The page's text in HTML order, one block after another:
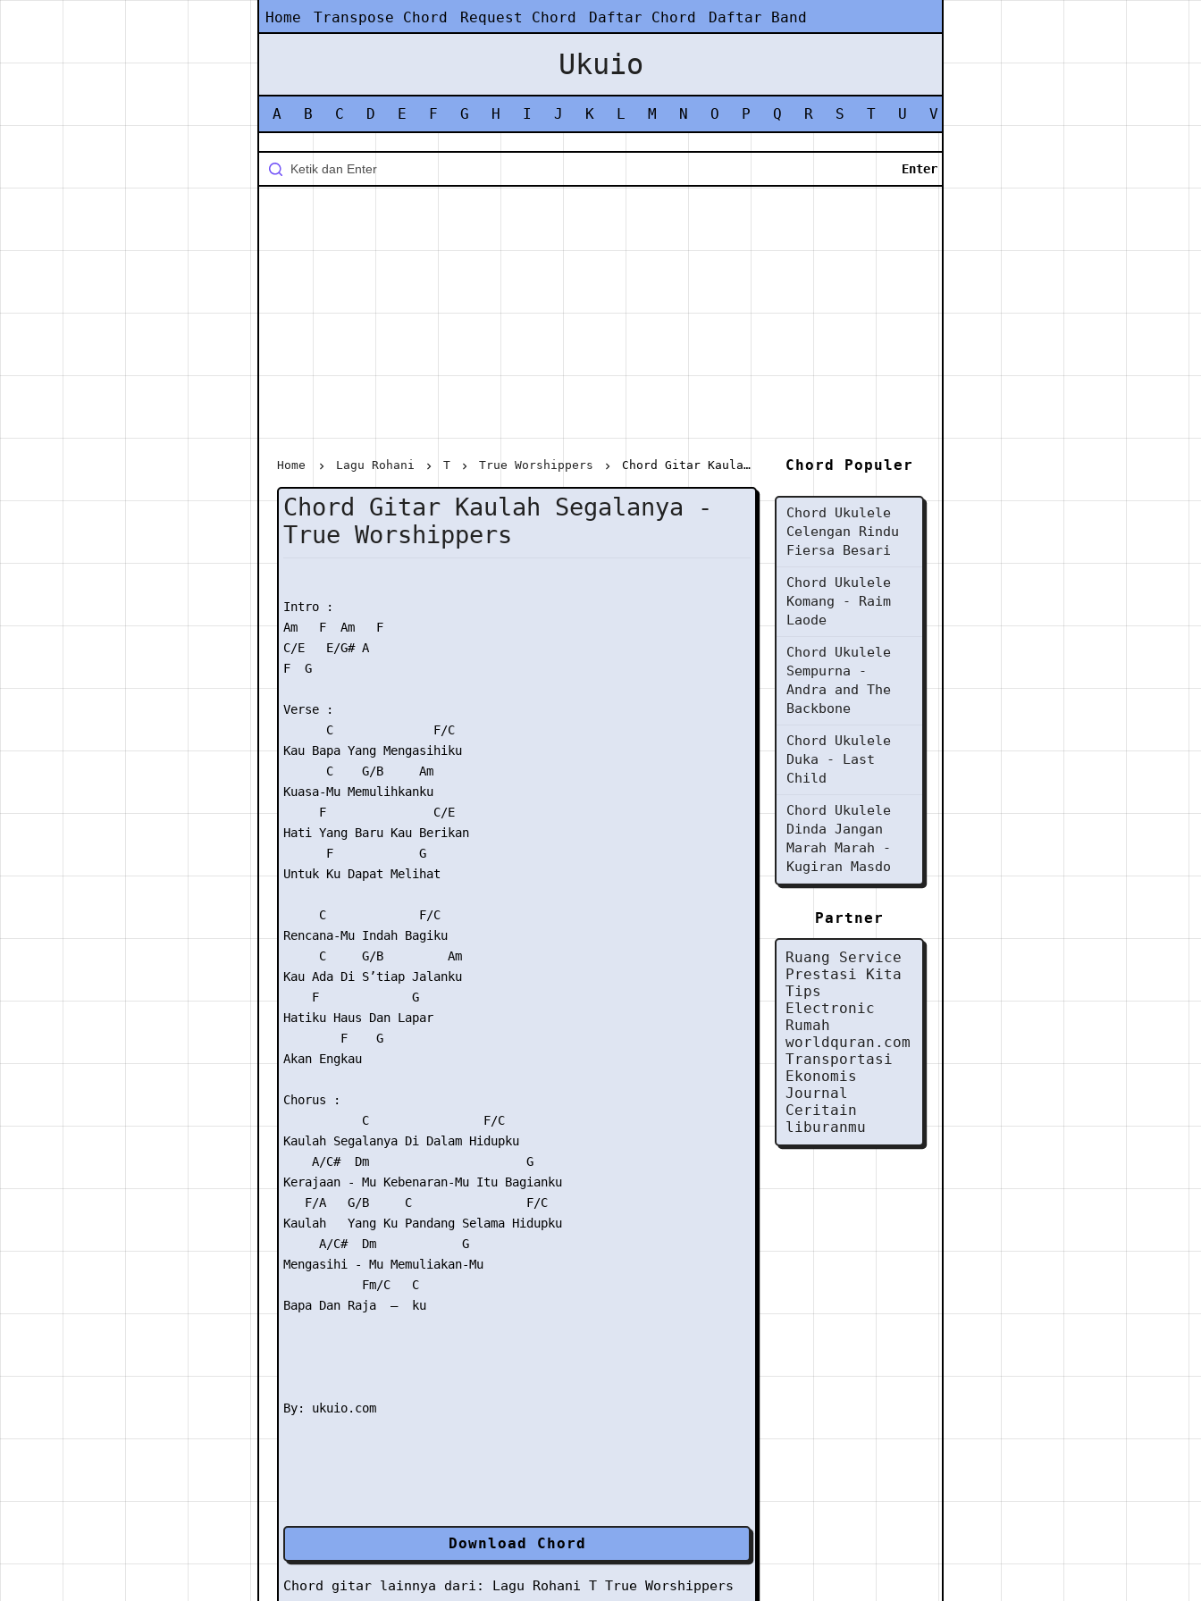
Home Transpose Chord Request Chord Daftar Chord Daftar Band
Ukuio
A B C D E F G H I J K L M N O P Q R S T U V
Home Lagu Rohani T True Worshippers Chord Gitar Kaulah Segalanya - True Worshippers
Chord Gitar Kaulah Segalanya -
True Worshippers
Intro :
Am   F  Am   F
C/E   E/G# A
F  G
Verse :
      C              F/C
Kau Bapa Yang Mengasihiku
      C    G/B     Am
Kuasa-Mu Memulihkanku
     F               C/E
Hati Yang Baru Kau Berikan
      F            G
Untuk Ku Dapat Melihat
     C             F/C
Rencana-Mu Indah Bagiku
     C     G/B         Am
Kau Ada Di S’tiap Jalanku
    F             G
Hatiku Haus Dan Lapar
        F    G
Akan Engkau
Chorus :
           C                F/C
Kaulah Segalanya Di Dalam Hidupku
    A/C#  Dm                      G
Kerajaan - Mu Kebenaran-Mu Itu Bagianku
   F/A   G/B     C                F/C
Kaulah   Yang Ku Pandang Selama Hidupku
     A/C#  Dm            G
Mengasihi - Mu Memuliakan-Mu
           Fm/C   C
Bapa Dan Raja  –  ku
Download Chord
Chord gitar lainnya dari: Lagu Rohani T True Worshippers
Chord Populer
Chord Ukulele
Celengan Rindu
Fiersa Besari
Chord Ukulele
Komang - Raim
Laode
Chord Ukulele
Sempurna -
Andra and The
Backbone
Chord Ukulele
Duka - Last
Child
Chord Ukulele
Dinda Jangan
Marah Marah -
Kugiran Masdo
Partner
Ruang Service
Prestasi Kita
Tips
Electronic
Rumah
worldquran.com
Transportasi
Ekonomis
Journal
Ceritain
liburanmu